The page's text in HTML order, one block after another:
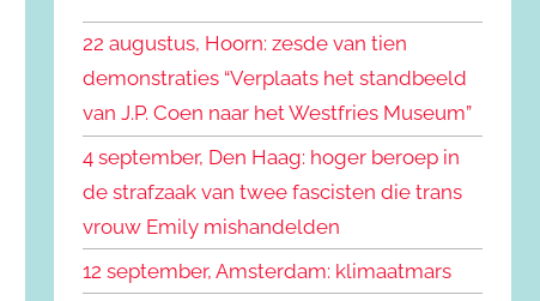
n
a
a
r
:
n
22 augustus, Hoorn: zesde van tien
demonstraties “Verplaats het standbeeld
van J.P. Coen naar het Westfries Museum”
4 september, Den Haag: hoger beroep in
de strafzaak van twee fascisten die trans
vrouw Emily mishandelden
12 september, Amsterdam: klimaatmars